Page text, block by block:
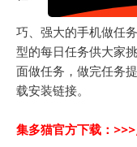
巧、强大的手机做任
型的每日任务供大家
面做任务，做完任务
载安装链接。
集多猫官方下载：